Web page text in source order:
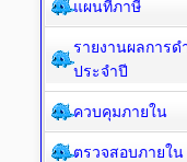
แผนที่ภาษี
รายงานผลการด
ประจำปี
ควบคุมภายใน
ตรวจสอบภายใน